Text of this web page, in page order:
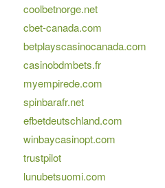
coolbetnorge.net
cbet-canada.com
betplayscasinocanada.com
casinobdmbets.fr
myempirede.com
spinbarafr.net
efbetdeutschland.com
winbaycasinopt.com
trustpilot
lunubetsuomi.com